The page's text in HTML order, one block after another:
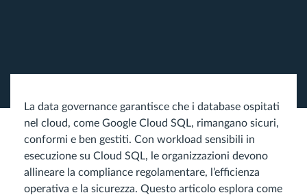
La data governance garantisce che i database ospitati
nel cloud, come Google Cloud SQL, rimangano sicuri,
conformi e ben gestiti. Con workload sensibili in
esecuzione su Cloud SQL, le organizzazioni devono
allineare la compliance regolamentare, l’efficienza
operativa e la sicurezza. Questo articolo esplora come